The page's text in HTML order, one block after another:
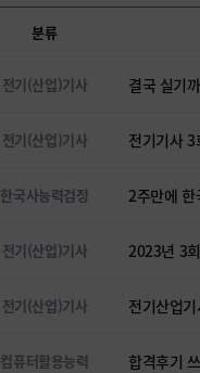
분류
전기(산업)기사 결국 실기
전기(산업)기사 전기기사
한국사능력검정 2주만에
전기(산업)기사 2023년 3
전기(산업)기사 전기산업
컴퓨터활용능력 합격후기